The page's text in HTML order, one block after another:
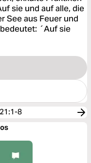
sie und auf alle, die
See aus Feuer und
´Auf sie
8